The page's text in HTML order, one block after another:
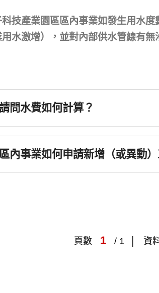
技產業園區區內事業如發生用水
用水激增），並對內部供水管線有
請問水費如何計算？
區內事業如何申請新增（或異動
頁數 1 / 1 資